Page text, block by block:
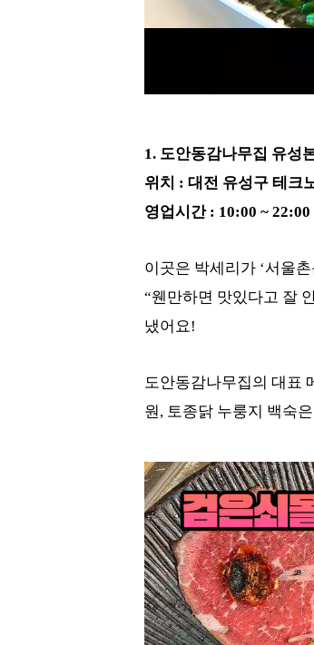
1. 도안동감나무집 유성
위치 : 대전 유성구 테크
영업시간 : 10:00 ~ 22:00
이곳은 박세리가 ‘서울
“웬만하면 맛있다고 잘
냈어요!
도안동감나무집의 대표
원, 토종닭 누룽지 백숙